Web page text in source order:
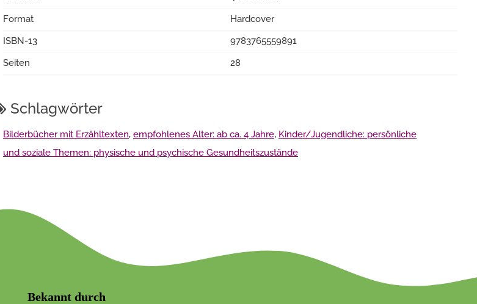
Format
Hardcover
ISBN-13
9783765559891
Seiten
28
Schlagwörter
Bilderbücher mit Erzähltexten, empfohlenes Alter: ab ca. 4 Jahre, Kinder/Jugendliche: persönliche
und soziale Themen: physische und psychische Gesundheitszustände
Bekannt durch